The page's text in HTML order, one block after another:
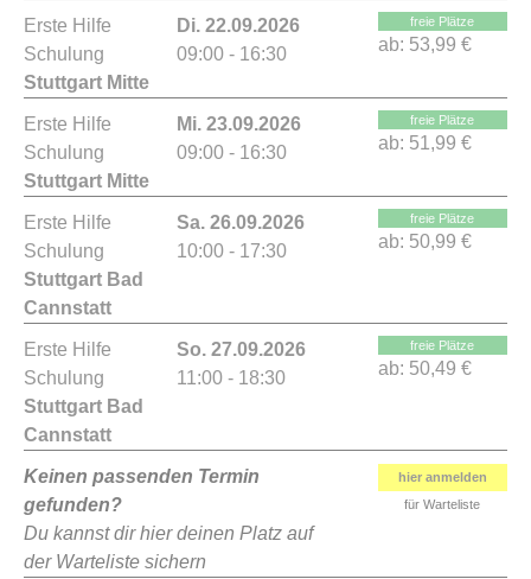
Erste Hilfe
Schulung
Stuttgart Mitte
Di. 22.09.2026
09:00 - 16:30
freie Plätze
ab: 53,99 €
Erste Hilfe
Schulung
Stuttgart Mitte
Mi. 23.09.2026
09:00 - 16:30
freie Plätze
ab: 51,99 €
Erste Hilfe
Schulung
Stuttgart Bad
Cannstatt
Sa. 26.09.2026
10:00 - 17:30
freie Plätze
ab: 50,99 €
Erste Hilfe
Schulung
Stuttgart Bad
Cannstatt
So. 27.09.2026
11:00 - 18:30
freie Plätze
ab: 50,49 €
Keinen passenden Termin
gefunden?
Du kannst dir hier deinen Platz auf
der Warteliste sichern
hier anmelden
für Warteliste